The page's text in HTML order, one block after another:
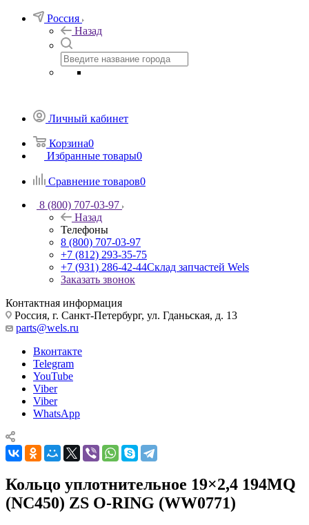
Россия
Назад
Личный кабинет
Корзина0
Избранные товары0
Сравнение товаров0
8 (800) 707-03-97
Назад
Телефоны
8 (800) 707-03-97
+7 (812) 293-35-75
+7 (931) 286-42-44Склад запчастей Wels
Заказать звонок
Контактная информация
Россия, г. Санкт-Петербург, ул. Гданьская, д. 13
parts@wels.ru
Вконтакте
Telegram
YouTube
Viber
Viber
WhatsApp
Кольцо уплотнительное 19×2,4 194MQ
(NC450) ZS O-RING (WW0771)